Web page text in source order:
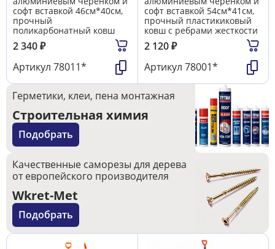
софт вставкой 46см*40см,
прочный
поликарбонатный ковш
2 340₽
Артикул 78011*
софт вставкой 54см*41см,
прочный пластикиковый
ковш с ребрами жесткости
2 120₽
Артикул 78001*
Герметики, клеи, пена монтажная
Строительная химия
Подобрать
Качественные саморезы для дерева
от европейского производителя
Wkret-Met
Подобрать